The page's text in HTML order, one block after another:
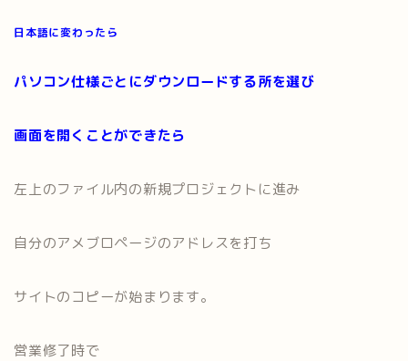
日本語に変わったら
パソコン仕様ごとにダウンロードする所を選び
画面を開くことができたら
左上のファイル内の新規プロジェクトに進み
自分のアメブロページのアドレスを打ち
サイトのコピーが始まります。
営業修了時で